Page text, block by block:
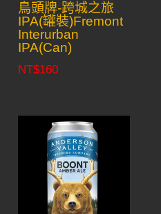
鳥頭牌-跨城之旅
IPA(罐裝)Fremont
Interurban
IPA(Can)
NT$160